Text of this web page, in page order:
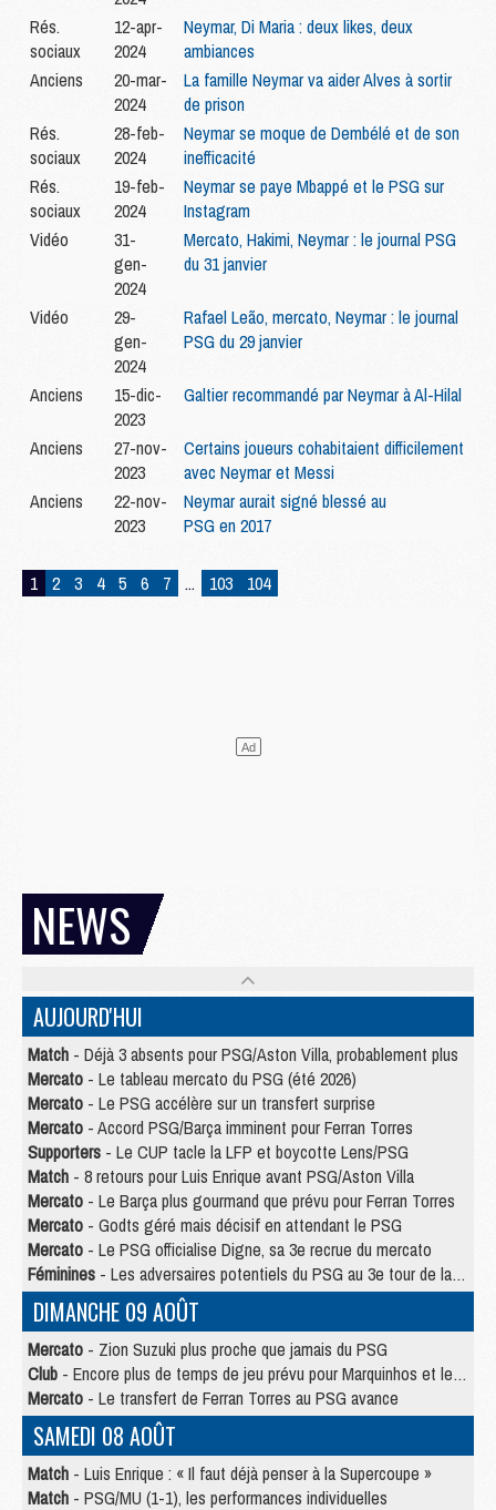
Rés.
sociaux
12-apr-
2024
Neymar, Di Maria : deux likes, deux
ambiances
Anciens
20-mar-
2024
La famille Neymar va aider Alves à sortir
de prison
Rés.
sociaux
28-feb-
2024
Neymar se moque de Dembélé et de son
inefficacité
Rés.
sociaux
19-feb-
2024
Neymar se paye Mbappé et le PSG sur
Instagram
Vidéo
31-
gen-
2024
Mercato, Hakimi, Neymar : le journal PSG
du 31 janvier
Vidéo
29-
gen-
2024
Rafael Leão, mercato, Neymar : le journal
PSG du 29 janvier
Anciens
15-dic-
2023
Galtier recommandé par Neymar à Al-Hilal
Anciens
27-nov-
2023
Certains joueurs cohabitaient difficilement
avec Neymar et Messi
Anciens
22-nov-
2023
Neymar aurait signé blessé au
PSG en 2017
1 2 3 4 5 6 7 ... 103 104
NEWS
AUJOURD'HUI
Match - Déjà 3 absents pour PSG/Aston Villa, probablement plus
Mercato - Le tableau mercato du PSG (été 2026)
Mercato - Le PSG accélère sur un transfert surprise
Mercato - Accord PSG/Barça imminent pour Ferran Torres
Supporters - Le CUP tacle la LFP et boycotte Lens/PSG
Match - 8 retours pour Luis Enrique avant PSG/Aston Villa
Mercato - Le Barça plus gourmand que prévu pour Ferran Torres
Mercato - Godts géré mais décisif en attendant le PSG
Mercato - Le PSG officialise Digne, sa 3e recrue du mercato
Féminines - Les adversaires potentiels du PSG au 3e tour de la Ligue des Champions féminine
DIMANCHE 09 AOÛT
Mercato - Zion Suzuki plus proche que jamais du PSG
Club - Encore plus de temps de jeu prévu pour Marquinhos et les Portugais en Supercoupe
Mercato - Le transfert de Ferran Torres au PSG avance
SAMEDI 08 AOÛT
Match - Luis Enrique : « Il faut déjà penser à la Supercoupe »
Match - PSG/MU (1-1), les performances individuelles